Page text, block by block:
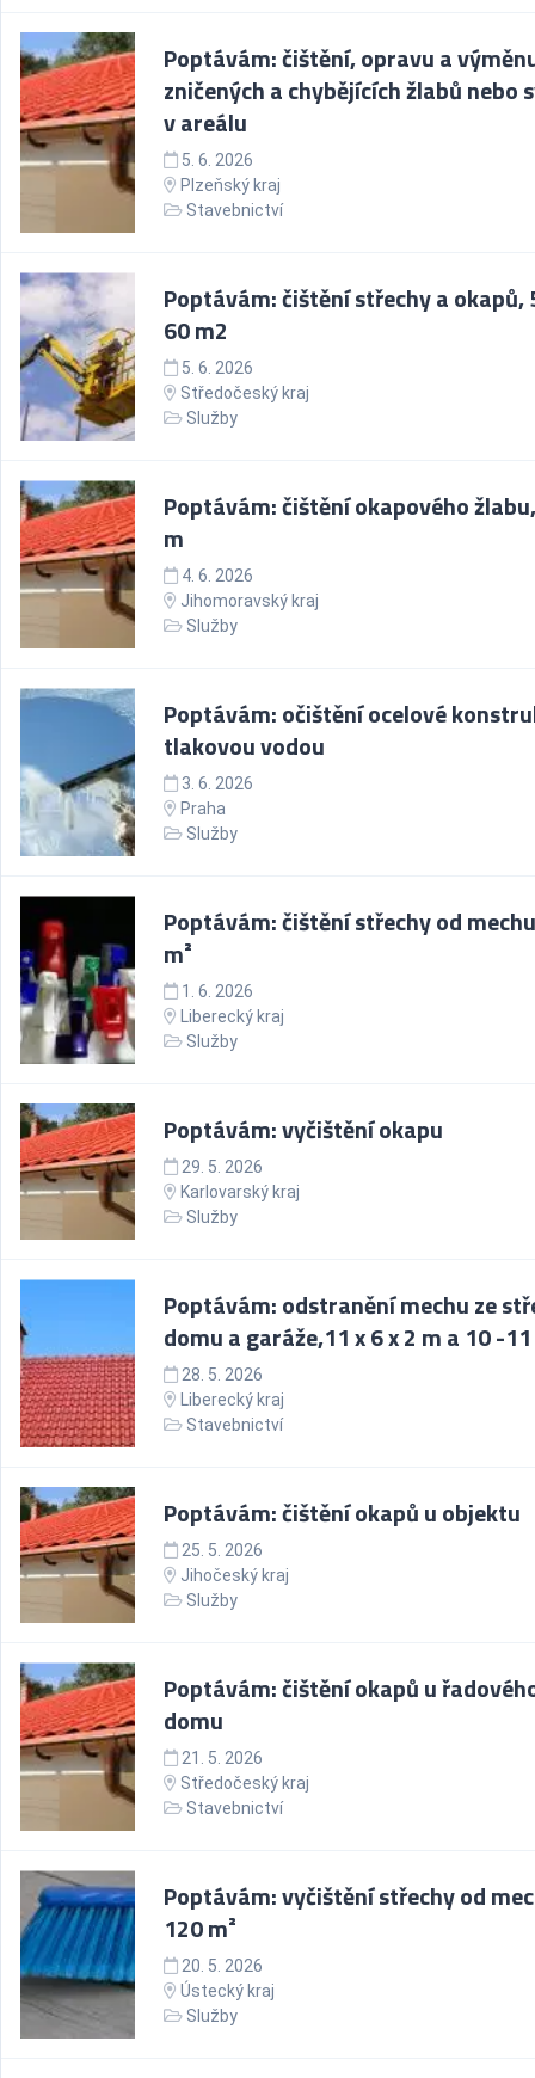
Poptávám: čištění, opravu a
zničených a chybějících žlabů nebo
v areálu
5. 6. 2026
Plzeňský kraj
Stavebnictví
Poptávám: čištění střechy a okapů,
60 m2
5. 6. 2026
Středočeský kraj
Služby
Poptávám: čištění okapového
m
4. 6. 2026
Jihomoravský kraj
Služby
Poptávám: očištění ocelové
tlakovou vodou
3. 6. 2026
Praha
Služby
Poptávám: čištění střechy od
m²
1. 6. 2026
Liberecký kraj
Služby
Poptávám: vyčištění okapu
29. 5. 2026
Karlovarský kraj
Služby
Poptávám: odstranění mechu ze
domu a garáže,11 x 6 x 2 m a 10 -
28. 5. 2026
Liberecký kraj
Stavebnictví
Poptávám: čištění okapů u objektu
25. 5. 2026
Jihočeský kraj
Služby
Poptávám: čištění okapů u
domu
21. 5. 2026
Středočeský kraj
Stavebnictví
Poptávám: vyčištění střechy od
120 m²
20. 5. 2026
Ústecký kraj
Služby